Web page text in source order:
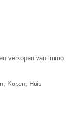
verkopen van immo
Kopen, Huis